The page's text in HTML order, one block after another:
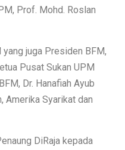
Prof. Mohd. Roslan
juga Presiden BFM,
Pusat Sukan UPM
Dr. Hanafiah Ayub
Amerika Syarikat dan
DiRaja kepada